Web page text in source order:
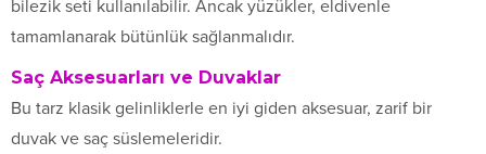
bilezik seti kullanılabilir. Ancak yüzükler, eldivenle
tamamlanarak bütünlük sağlanmalıdır.
Saç Aksesuarları ve Duvaklar
Bu tarz klasik gelinliklerle en iyi giden aksesuar, zarif bir
duvak ve saç süslemeleridir.